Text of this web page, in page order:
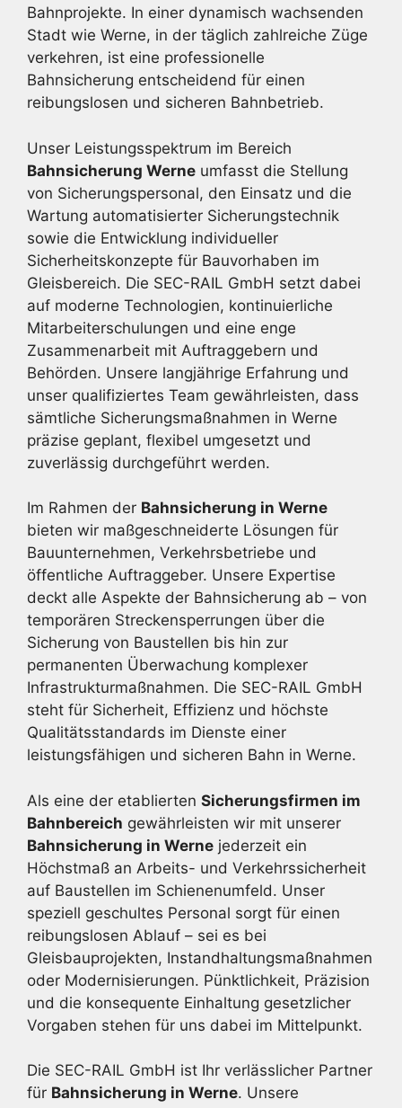
Bahnprojekte. In einer dynamisch wachsenden
Stadt wie Werne, in der täglich zahlreiche Züge
verkehren, ist eine professionelle
Bahnsicherung entscheidend für einen
reibungslosen und sicheren Bahnbetrieb.
Unser Leistungsspektrum im Bereich
Bahnsicherung Werne umfasst die Stellung
von Sicherungspersonal, den Einsatz und die
Wartung automatisierter Sicherungstechnik
sowie die Entwicklung individueller
Sicherheitskonzepte für Bauvorhaben im
Gleisbereich. Die SEC-RAIL GmbH setzt dabei
auf moderne Technologien, kontinuierliche
Mitarbeiterschulungen und eine enge
Zusammenarbeit mit Auftraggebern und
Behörden. Unsere langjährige Erfahrung und
unser qualifiziertes Team gewährleisten, dass
sämtliche Sicherungsmaßnahmen in Werne
präzise geplant, flexibel umgesetzt und
zuverlässig durchgeführt werden.
Im Rahmen der Bahnsicherung in Werne
bieten wir maßgeschneiderte Lösungen für
Bauunternehmen, Verkehrsbetriebe und
öffentliche Auftraggeber. Unsere Expertise
deckt alle Aspekte der Bahnsicherung ab – von
temporären Streckensperrungen über die
Sicherung von Baustellen bis hin zur
permanenten Überwachung komplexer
Infrastrukturmaßnahmen. Die SEC-RAIL GmbH
steht für Sicherheit, Effizienz und höchste
Qualitätsstandards im Dienste einer
leistungsfähigen und sicheren Bahn in Werne.
Als eine der etablierten Sicherungsfirmen im
Bahnbereich gewährleisten wir mit unserer
Bahnsicherung in Werne jederzeit ein
Höchstmaß an Arbeits- und Verkehrssicherheit
auf Baustellen im Schienenumfeld. Unser
speziell geschultes Personal sorgt für einen
reibungslosen Ablauf – sei es bei
Gleisbauprojekten, Instandhaltungsmaßnahmen
oder Modernisierungen. Pünktlichkeit, Präzision
und die konsequente Einhaltung gesetzlicher
Vorgaben stehen für uns dabei im Mittelpunkt.
Die SEC-RAIL GmbH ist Ihr verlässlicher Partner
für Bahnsicherung in Werne. Unsere